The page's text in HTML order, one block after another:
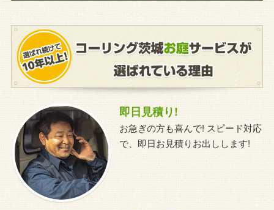
即日見積り!
お急ぎの方も喜んで! スピード対応
で、即日お見積りお出しします!